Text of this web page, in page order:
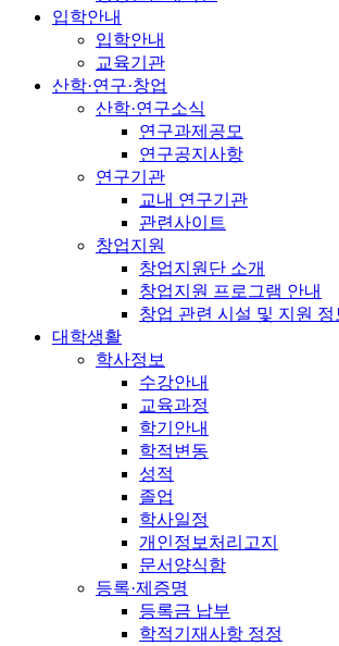
입학안내
입학안내
교육기관
산학·연구·창업
산학·연구소식
연구과제공모
연구공지사항
연구기관
교내 연구기관
관련사이트
창업지원
창업지원단 소개
창업지원 프로그램 안내
창업 관련 시설 및 지원 정
대학생활
학사정보
수강안내
교육과정
학기안내
학적변동
성적
졸업
학사일정
개인정보처리고지
문서양식함
등록·제증명
등록금 납부
학적기재사항 정정